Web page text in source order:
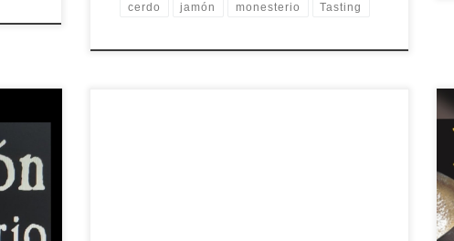
cerdo jamón monesterio Tasting